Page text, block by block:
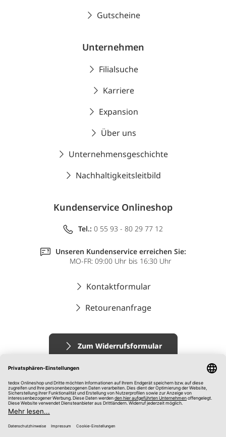
Gutscheine
Unternehmen
Filialsuche
Karriere
Expansion
Über uns
Unternehmensgeschichte
Nachhaltigkeitsleitbild
Kundenservice Onlineshop
Tel.: 0 55 93 - 80 29 77 12
Unseren Kundenservice erreichen Sie:
MO-FR: 09:00 Uhr bis 16:30 Uhr
Kontaktformular
Retourenanfrage
Zum Widerrufsformular
Impressum
AGB
Datenschutz